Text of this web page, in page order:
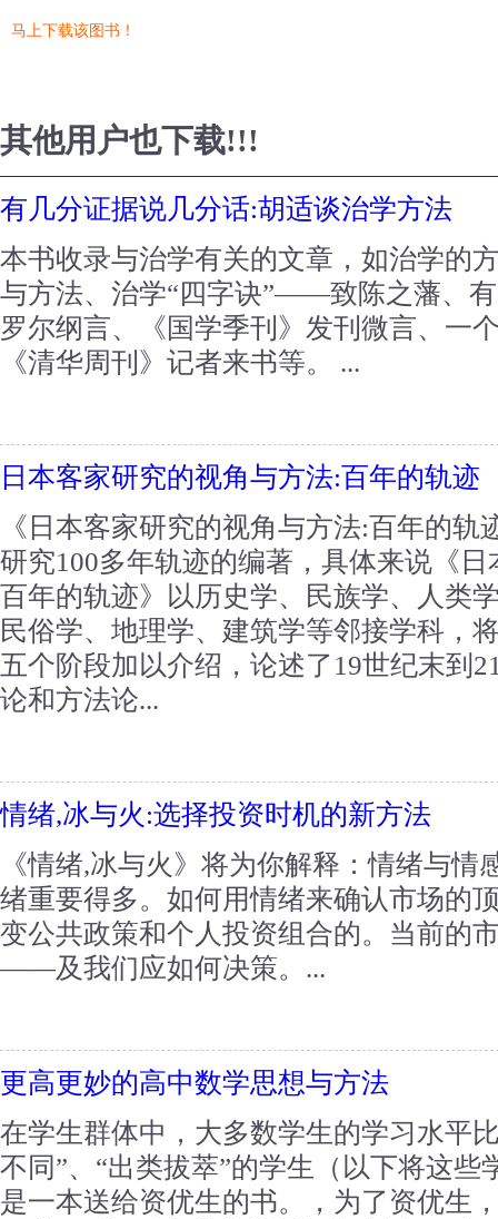
马上下载该图书！
其他用户也下载!!!
有几分证据说几分话:胡适谈治学方法
本书收录与治学有关的文章，如治学的
与方法、治学“四字诀”——致陈之藩、
罗尔纲言、《国学季刊》发刊微言、一
《清华周刊》记者来书等。 ...
日本客家研究的视角与方法:百年的轨迹
《日本客家研究的视角与方法:百年的
研究100多年轨迹的编著，具体来说《
百年的轨迹》以历史学、民族学、人类
民俗学、地理学、建筑学等邻接学科，
五个阶段加以介绍，论述了19世纪末到
论和方法论...
情绪,冰与火:选择投资时机的新方法
《情绪,冰与火》将为你解释：情绪与
绪重要得多。如何用情绪来确认市场的
变公共政策和个人投资组合的。当前的
——及我们应如何决策。...
更高更妙的高中数学思想与方法
在学生群体中，大多数学生的学习水平
不同”、“出类拔萃”的学生（以下将这些
是一本送给资优生的书。，为了资优生